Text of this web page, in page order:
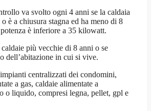
va svolto ogni 4 anni se la caldaia
è a chiusura stagna ed ha meno di 8
è inferiore a 35 kilowatt.
più vecchie di 8 anni o se
dell’abitazione in cui si vive.
centralizzati dei condomini,
a gas, caldaie alimentate a
o liquido, compresi legna, pellet, gpl e